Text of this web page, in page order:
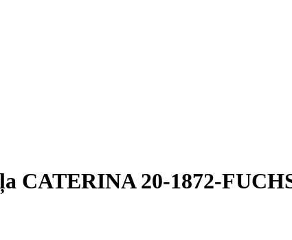
CATERINA 20-1872-